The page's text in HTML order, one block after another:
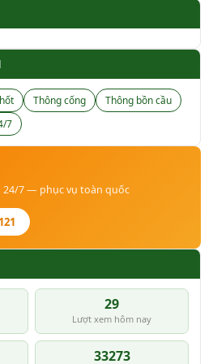
Thông cống
Thông bồn cầu
7
7 — phục vụ toàn quốc
29
Lượt xem hôm nay
33273